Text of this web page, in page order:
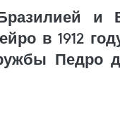
и
в 1912
Педро